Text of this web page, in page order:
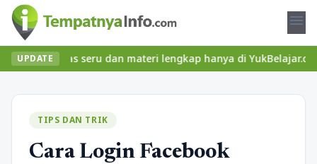
menu
UPDATE
kelas seru dan materi lengkap hanya di YukBelajar.com.
TIPS DAN TRIK
Cara Login Facebook